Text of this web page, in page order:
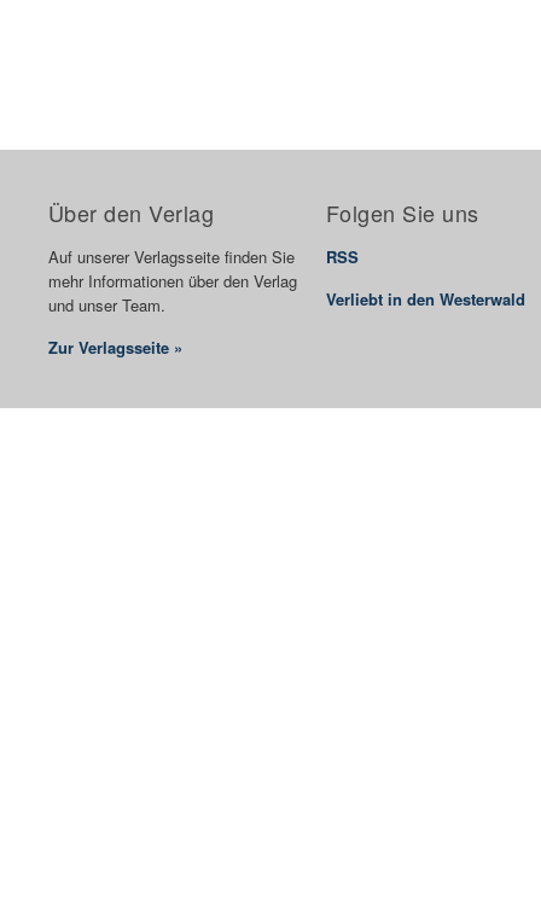
Über den Verlag
Auf unserer Verlagsseite finden Sie
mehr Informationen über den Verlag
und unser Team.
Zur Verlagsseite »
Folgen Sie uns
RSS
Verliebt in den Westerwald